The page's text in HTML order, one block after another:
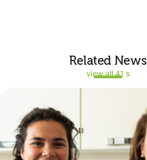
Related News
view all 41 s